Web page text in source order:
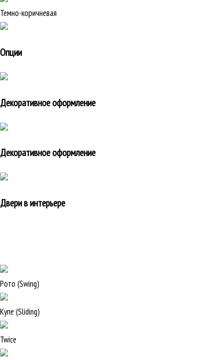
Темно-коричневая
Опции
Декоративное оформление
Декоративное оформление
Двери в интерьере
Рото (Swing)
Купе (Sliding)
Twice